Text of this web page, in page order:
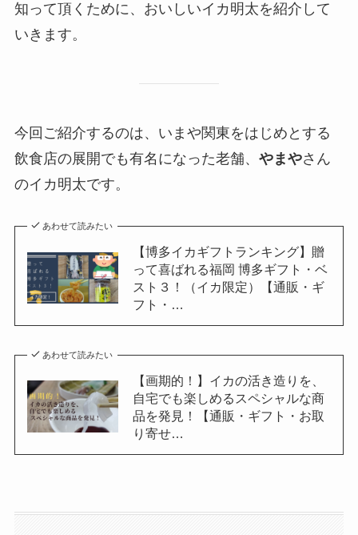
知って頂くために、おいしいイカ明太を紹介して
いきます。
今回ご紹介するのは、いまや関東をはじめとする
飲食店の展開でも有名になった老舗、 やまやさん
のイカ明太です。
あわせて読みたい
【博多イカギフトランキング】贈
って喜ばれる福岡 博多ギフト・ベ
スト３！（イカ限定）【通販・ギ
フト・…
あわせて読みたい
【画期的！】イカの活き造りを、
自宅でも楽しめるスペシャルな商
品を発見！【通販・ギフト・お取
り寄せ…